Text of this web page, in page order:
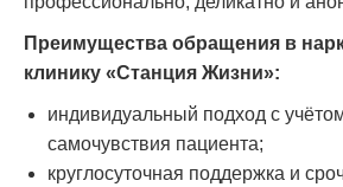
Преимущества обращения в
клинику «Станция Жизни»:
индивидуальный подход с
самочувствия пациента;
круглосуточная поддержка и